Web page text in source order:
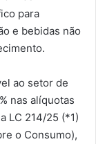
para
e bebidas não
ao setor de
nas alíquotas
LC 214/25 (*1)
o Consumo),